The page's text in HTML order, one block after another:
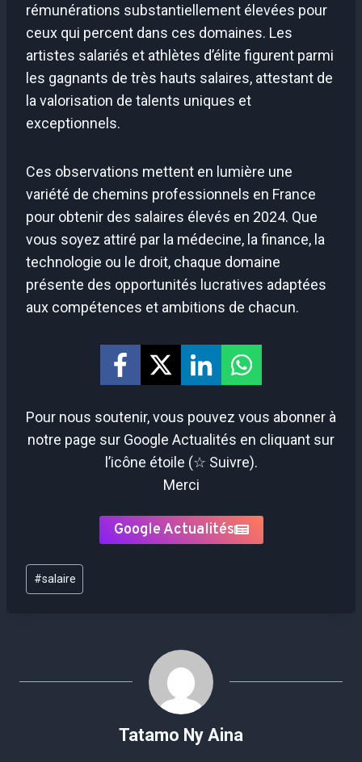
rémunérations substantiellement élevées pour
ceux qui percent dans ces domaines. Les
artistes salariés et athlètes d’élite figurent parmi
les gagnants de très hauts salaires, attestant de
la valorisation de talents uniques et
exceptionnels.
Ces observations mettent en lumière une
variété de chemins professionnels en France
pour obtenir des salaires élevés en 2024. Que
vous soyez attiré par la médecine, la finance, la
technologie ou le droit, chaque domaine
présente des opportunités lucratives adaptées
aux compétences et ambitions de chacun.
Pour nous soutenir, vous pouvez vous abonner à
notre page sur Google Actualités en cliquant sur
l’icône étoile (☆ Suivre).
Merci
Google Actualités
Étiquettes
de
#salaire
Tatamo Ny Aina